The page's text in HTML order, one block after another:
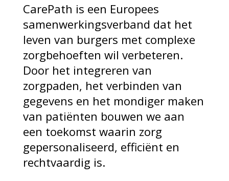
CarePath is een Europees
samenwerkingsverband dat het
leven van burgers met complexe
zorgbehoeften wil verbeteren.
Door het integreren van
zorgpaden, het verbinden van
gegevens en het mondiger maken
van patiënten bouwen we aan
een toekomst waarin zorg
gepersonaliseerd, efficiënt en
rechtvaardig is.